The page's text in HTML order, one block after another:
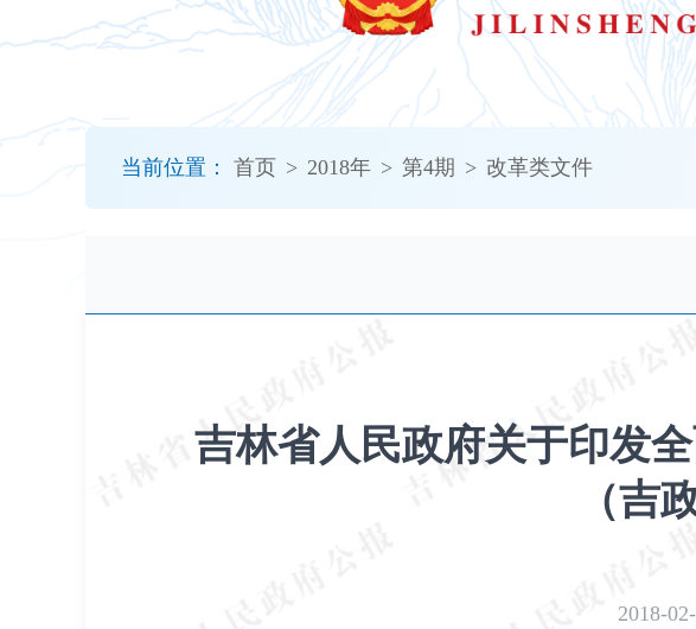
当前位置： 首页 > 2018年 > 第4期 > 改革类文件
吉林省人民政府关于印发
（吉
2018-
加